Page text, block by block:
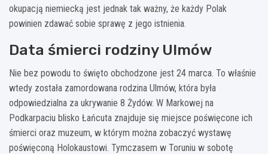
okupacją niemiecką jest jednak tak ważny, że każdy Polak
powinien zdawać sobie sprawę z jego istnienia.
Data śmierci rodziny Ulmów
Nie bez powodu to święto obchodzone jest 24 marca. To właśnie
wtedy została zamordowana rodzina Ulmów, która była
odpowiedzialna za ukrywanie 8 Żydów. W Markowej na
Podkarpaciu blisko Łańcuta znajduje się miejsce poświęcone ich
śmierci oraz muzeum, w którym można zobaczyć wystawę
poświęconą Holokaustowi. Tymczasem w Toruniu w sobotę